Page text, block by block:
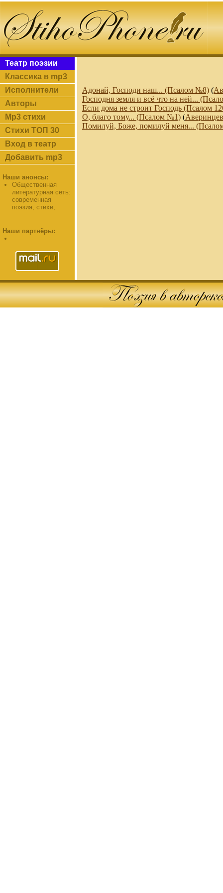
Театр поэзии
Классика в mp3
Исполнители
Авторы
Mp3 стихи
Стихи ТОП 30
Вход в театр
Добавить mp3
Наши анонсы:
Общественная
литературная сеть:
современная
поэзия, стихи,
Наши партнёры:
Адонай, Господи наш... (Псалом №8) (
Господня земля и всё что на ней...
Если дома не строит Господь (Псалом
О, благо тому... (Псалом №1) (
Помилуй, Боже, помилуй меня...